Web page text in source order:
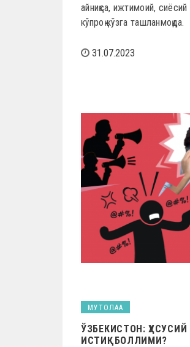
айниқса, ижтимоий,
кўпроқ кўзга ташланмоқда.
31.07.2023
МУТОЛАА
ЎЗБЕКИСТОН:
ИСТИҚБОЛЛИМИ?